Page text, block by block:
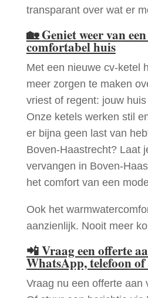
transparant over wat er
🏡Geniet weer van
comfortabel huis
Met een nieuwe cv-ketel
meer zorgen te maken
vriest of regent: jouw
Onze ketels werken stil
er bijna geen last van
Boven-Haastrecht? Laat
vervangen in Boven-
het comfort van een
Ook het
aanzienlijk. Nooit meer
📲Vraag een offerte
WhatsApp, telefoon of
Vraag nu een offerte aan